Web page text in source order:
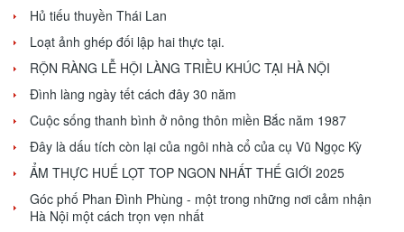
Hủ tiếu thuyền Thái Lan
Loạt ảnh ghép đối lập hai thực tại.
RỘN RÀNG LỄ HỘI LÀNG TRIỀU KHÚC TẠI HÀ NỘI
Đình làng ngày tết cách đây 30 năm
Cuộc sống thanh bình ở nông thôn miền Bắc năm 1987
Đây là dấu tích còn lại của ngôi nhà cổ của cụ Vũ Ngọc Kỳ
ẨM THỰC HUẾ LỌT TOP NGON NHẤT THẾ GIỚI 2025
Góc phố Phan Đình Phùng - một trong những nơi cảm nhận
Hà Nội một cách trọn vẹn nhất